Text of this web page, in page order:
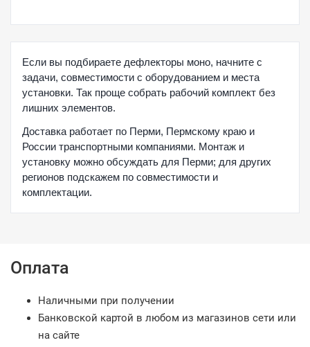
Если вы подбираете дефлекторы моно, начните с
задачи, совместимости с оборудованием и места
установки. Так проще собрать рабочий комплект без
лишних элементов.
Доставка работает по Перми, Пермскому краю и
России транспортными компаниями. Монтаж и
установку можно обсуждать для Перми; для других
регионов подскажем по совместимости и
комплектации.
Оплата
Наличными при получении
Банковской картой в любом из магазинов сети или
на сайте